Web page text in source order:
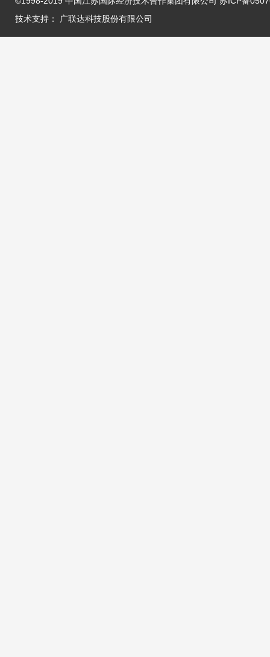
技术支持：
广联达科技股份有限公司